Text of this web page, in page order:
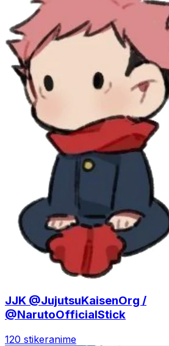
JJK @JujutsuKaisenOrg /
@NarutoOfficialStick
120 stikeranime